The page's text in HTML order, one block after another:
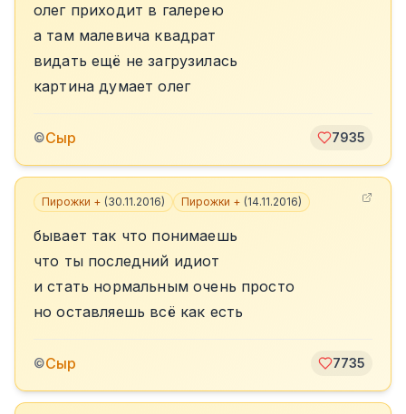
олег приходит в галерею
а там малевича квадрат
видать ещё не загрузилась
картина думает олег
©Сыр 7935
Пирожки + (30.11.2016) Пирожки + (14.11.2016)
бывает так что понимаешь
что ты последний идиот
и стать нормальным очень просто
но оставляешь всё как есть
©Сыр 7735